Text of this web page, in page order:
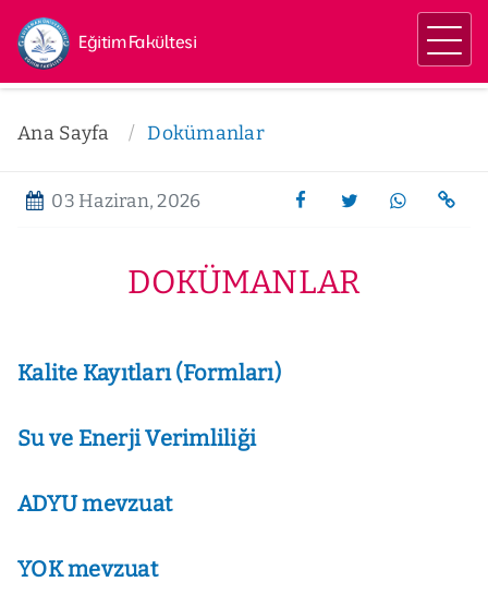
Eğitim Fakültesi
Ana Sayfa Dokümanlar
03 Haziran, 2026
DOKÜMANLAR
Kalite Kayıtları (Formları)
Su ve Enerji Verimliliği
ADYU mevzuat
YOK mevzuat